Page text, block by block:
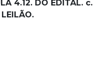
4.12. DO EDITAL. c.